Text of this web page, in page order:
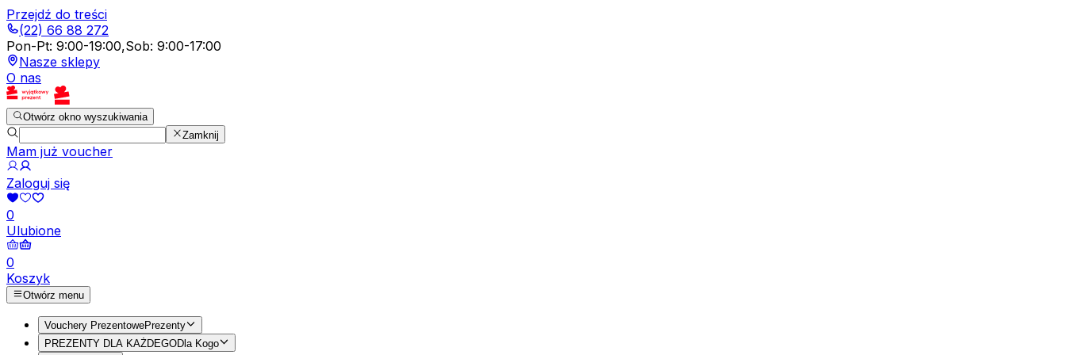
Przejdź do treści
(22) 66 88 272
Pon-Pt: 9:00-19:00,Sob: 9:00-17:00
Nasze sklepy
O nas
Otwórz okno wyszukiwania
Zamknij
Mam już voucher
Zaloguj się
0
Ulubione
0
Koszyk
Otwórz menu
Vouchery PrezentowePrezenty
PREZENTY DLA KAŻDEGODla Kogo